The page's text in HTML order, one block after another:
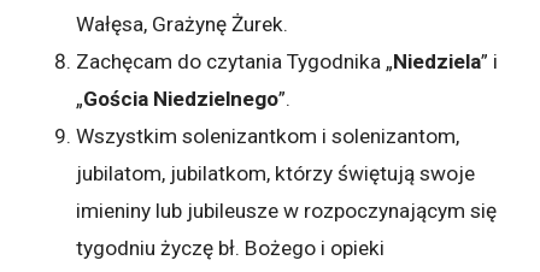
Wałęsa, Grażynę Żurek.
Zachęcam do czytania Tygodnika „Niedziela” i
„Gościa Niedzielnego”.
Wszystkim solenizantkom i solenizantom,
jubilatom, jubilatkom, którzy świętują swoje
imieniny lub jubileusze w rozpoczynającym się
tygodniu życzę bł. Bożego i opieki